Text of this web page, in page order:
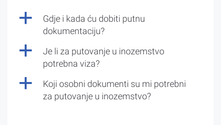
a
Gdje i kada ću dobiti putnu
dokumentaciju?
a
Je li za putovanje u inozemstvo
potrebna viza?
a
Koji osobni dokumenti su mi potrebni
za putovanje u inozemstvo?